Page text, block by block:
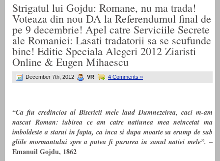
Strigatul lui Gojdu: Romane, nu ma trada!
Voteaza din nou DA la Referendumul final de
pe 9 decembrie! Apel catre Serviciile Secrete
ale Romaniei: Lasati tradatorii sa se scufunde
bine! Editie Speciala Alegeri 2012 Ziaristi
Online & Eugen Mihaescu
December 7th, 2012 VR 4 Comments »
“Ca fiu credincios al Bisericii mele laud Dumnezeirea, caci m-am
nascut Roman: iubirea ce am catre natiunea mea neincetat ma
imboldeste a starui in fapta, ca inca si dupa moarte sa erump de sub
gliile mormantului spre a putea fi pururea in sanul natiei mele”. –
Emanuil Gojdu, 1862